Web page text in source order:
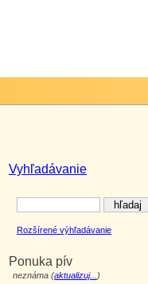
Vyhľadávanie
Rozšírené výhľadávanie
Ponuka pív
neznáma (aktualizuj... )